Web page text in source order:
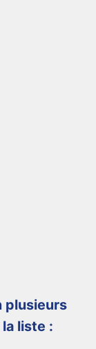
plusieurs
liste :